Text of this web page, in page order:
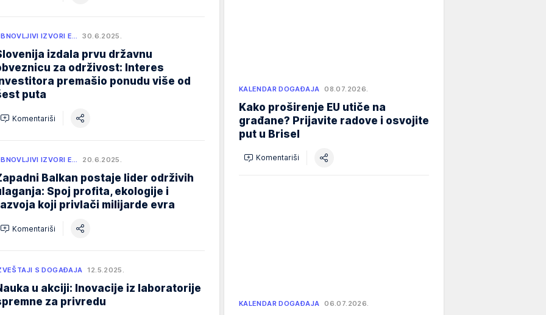
IZVORI E… 30.6.2025.
izdala prvu državnu
za održivost: Interes
premašio ponudu više od
puta
Komentariši
IZVORI E… 20.6.2025.
Balkan postaje lider održivih
Spoj profita, ekologije i
koji privlači milijarde evra
Komentariši
S DOGAĐAJA 12.5.2025.
u akciji: Inovacije iz laboratorije
za privredu
KALENDAR DOGAĐAJA 08.07.2026.
Kako proširenje EU utiče na
građane? Prijavite radove i osvojite
put u Brisel
Komentariši
KALENDAR DOGAĐAJA 06.07.2026.